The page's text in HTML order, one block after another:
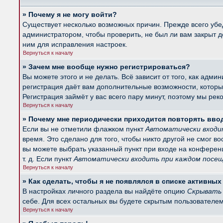
» Почему я не могу войти?
Существует несколько возможных причин. Прежде всего
администратором, чтобы проверить, не был ли вам закрыт
ним для исправления настроек.
Вернуться к началу
» Зачем мне вообще нужно регистрироваться?
Вы можете этого и не делать. Всё зависит от того, как
регистрация даёт вам дополнительные возможности,
Регистрация займёт у вас всего пару минут, поэтому мы
Вернуться к началу
» Почему мне периодически приходится повторять
Если вы не отметили флажком пунктАвтоматически
время. Это сделано для того, чтобы никто другой не смог
вы можете выбрать указанный пункт при входе на
т. д. Если пунктАвтоматически входить при каждом
Вернуться к началу
» Как сделать, чтобы я не появлялся в списке
В настройках личного раздела вы найдёте опцию Скрывать
себе. Для всех остальных вы будете скрытым
Вернуться к началу